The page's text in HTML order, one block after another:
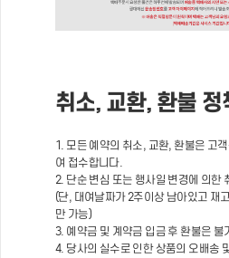
취소, 교환, 환불 정
1. 모든 예약의 취소, 교환, 환불은 고
여 접수합니다.
2. 단순 변심 또는 행사일 변경에 의한
(단, 대여날짜가 2주이상 남아있고 재
만 가능)
3. 예약금 및 계약금 입금 후 환불은 불
4. 당사의 실수로 인한 상품의 오배송